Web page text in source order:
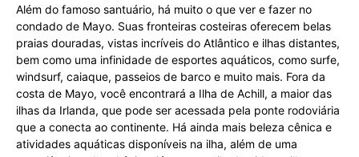
Além do famoso santuário, há muito o que ver e fazer no
condado de Mayo. Suas fronteiras costeiras oferecem belas
praias douradas, vistas incríveis do Atlântico e ilhas distantes,
bem como uma infinidade de esportes aquáticos, como surfe,
windsurf, caiaque, passeios de barco e muito mais. Fora da
costa de Mayo, você encontrará a Ilha de Achill, a maior das
ilhas da Irlanda, que pode ser acessada pela ponte rodoviária
que a conecta ao continente. Há ainda mais beleza cênica e
atividades aquáticas disponíveis na ilha, além de uma